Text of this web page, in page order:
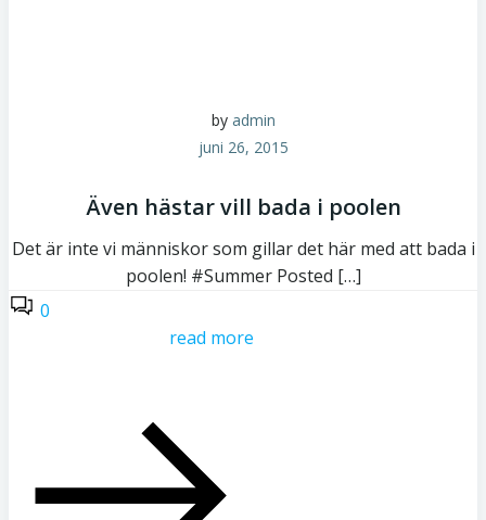
by admin
juni 26, 2015
Även hästar vill bada i poolen
Det är inte vi människor som gillar det här med att bada i
poolen! #Summer Posted […]
0
read more